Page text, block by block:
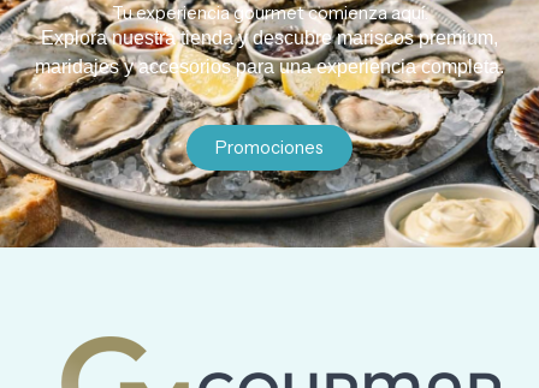
Tu experiencia gourmet comienza aquí.
Explora nuestra tienda y descubre mariscos premium,
maridajes y accesorios para una experiencia completa.
Promociones